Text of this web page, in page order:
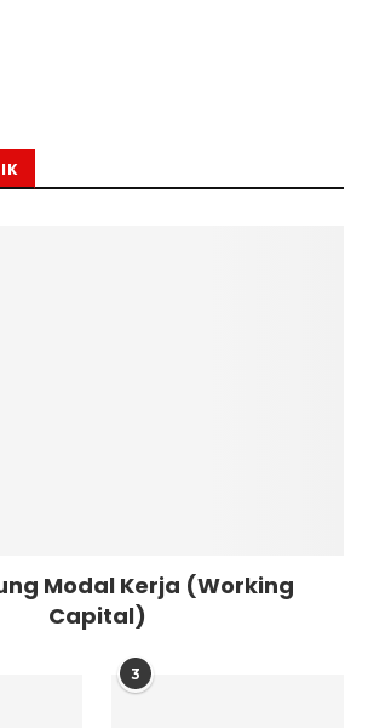
Modal Kerja (Working
Capital)
3